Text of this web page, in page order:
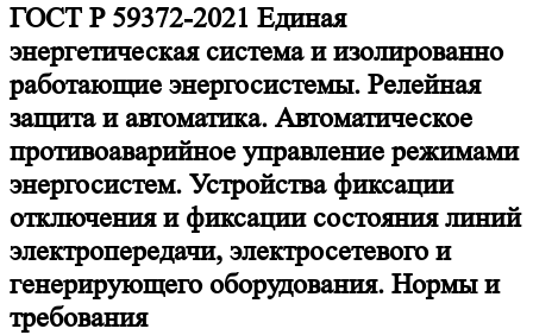
ГОСТ Р 59372-2021 Единая
энергетическая система и изолированно
работающие энергосистемы. Релейная
защита и автоматика. Автоматическое
противоаварийное управление режимами
энергосистем. Устройства фиксации
отключения и фиксации состояния линий
электропередачи, электросетевого и
генерирующего оборудования. Нормы и
требования